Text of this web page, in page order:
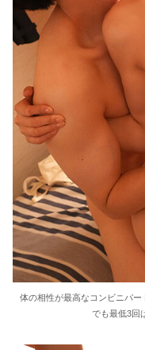
体の相性が最高なコンビニパ
でも最低3回